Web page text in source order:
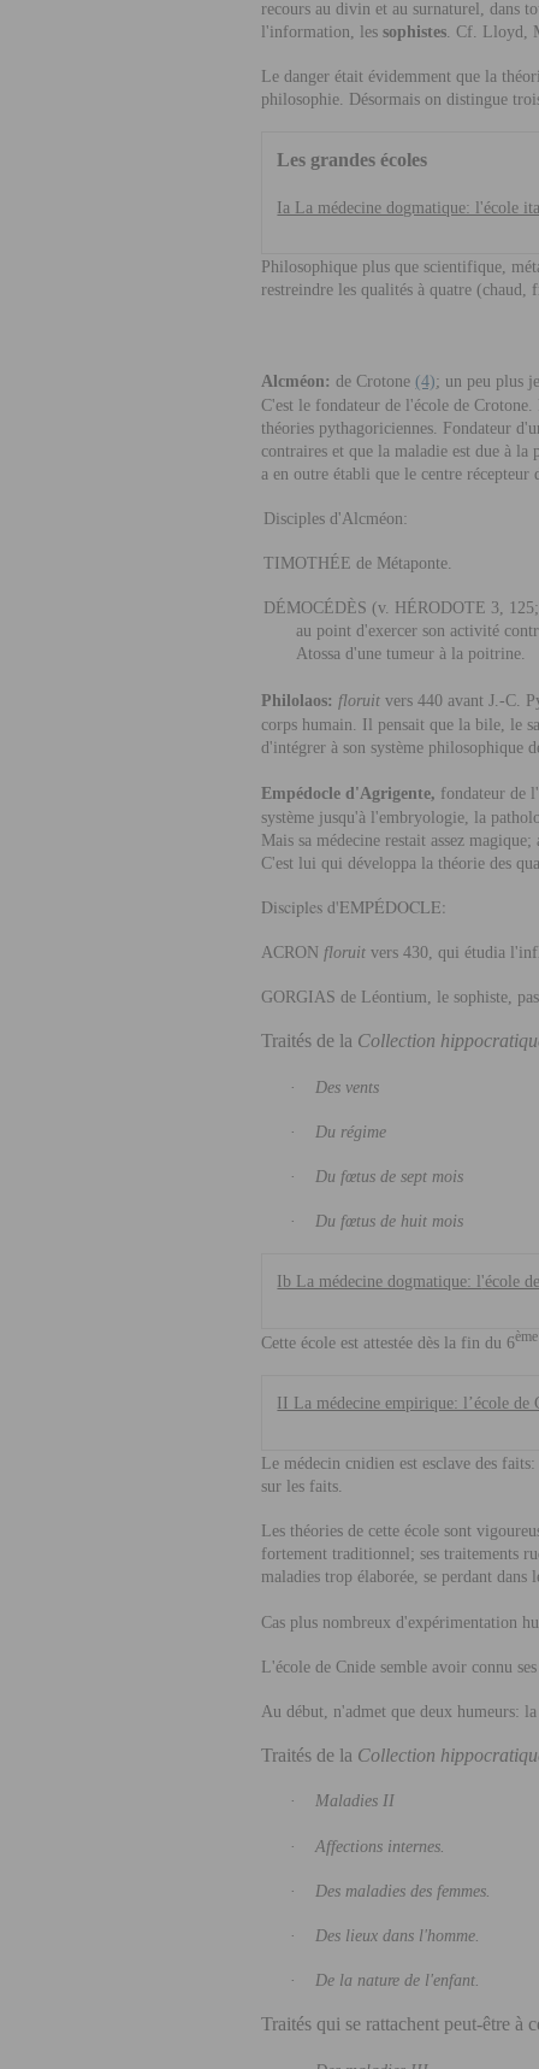
recours au divin et au surnaturel, dans
l'information, lessophistes. Cf. Lloyd,
Le danger était évidemment que la
philosophie. Désormais on distingue
Les grandes écoles
Ia La médecine dogmatique: l'école
Philosophique plus que scientifique,
restreindre les qualités à quatre
Alcméon:de Crotone(4); un peu plus
C'est le fondateur de l'école de
théories pythagoriciennes. Fondateur
contraires et que la maladie est due à la
a en outre établi que le centre
Disciples d'Alcméon:
TIMOTHÉE de Métaponte.
DÉMOCÉDÈS (v. HÉRODOTE 3,
au point d'exercer son activité
Atossa d'une tumeur à la poitrine.
Philolaos: floruitvers 440 avant J.-C.
corps humain. Il pensait que la bile, le
d'intégrer à son système philosophique
Empédocle d'Agrigente, fondateur de
système jusqu'à l'embryologie, la
Mais sa médecine restait assez
C'est lui qui développa la théorie des
Disciples d'EMPÉDOCLE:
ACRON floruitvers 430, qui étudia
GORGIAS de Léontium, le sophiste,
Traités de la Collection
· Des vents
· Du régime
· Du fœtus de sept mois
· Du fœtus de huit mois
Ib La médecine dogmatique: l 'école
Cette école est attestée dès la fin du 6ème
II La médecine empirique: l’école de
Le médecin cnidien est esclave des
sur les faits.
Les théories de cette école sont
fortement traditionnel; ses traitements
maladies trop élaborée, se perdant
Cas plus nombreux d'expérimentation
L'école de Cnide semble avoir connu
Au début, n'admet que deux humeurs:
Traités de la Collection
· Maladies II
· Affections internes.
· Des maladies des femmes.
· Des lieux dans l'homme.
· De la nature de l'enfant.
Traités qui se rattachent peut-être à